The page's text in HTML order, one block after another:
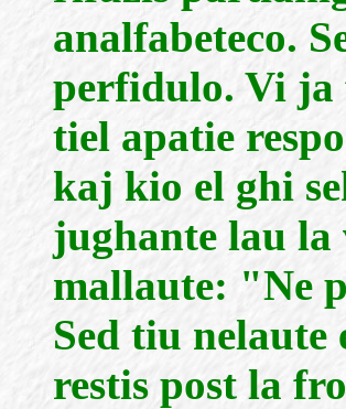
analfabeteco.
perfidulo. Vi ja
tiel apatie
kaj kio el ghi
jughante lau la
mallaute: "Ne
Sed tiu
restis post la